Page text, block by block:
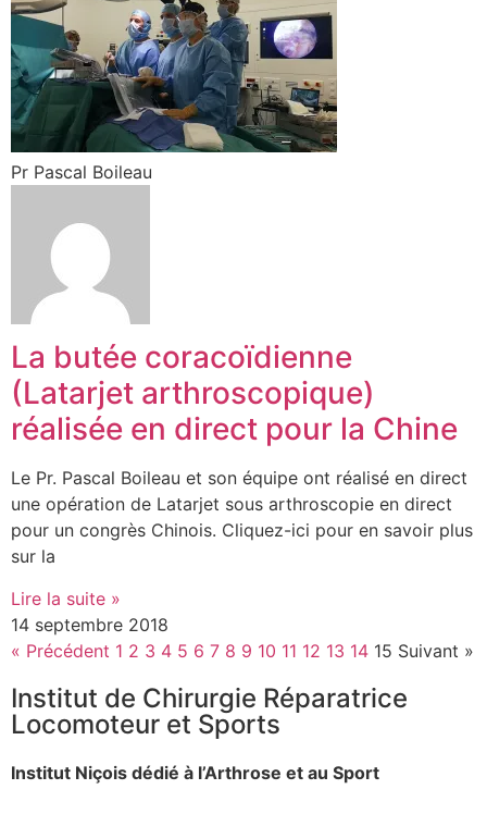
Pr Pascal Boileau
La butée coracoïdienne
(Latarjet arthroscopique)
réalisée en direct pour la Chine
Le Pr. Pascal Boileau et son équipe ont réalisé en direct
une opération de Latarjet sous arthroscopie en direct
pour un congrès Chinois. Cliquez-ici pour en savoir plus
sur la
Lire la suite »
14 septembre 2018
« Précédent 1 2 3 4 5 6 7 8 9 10 11 12 13 14 15 Suivant »
Institut de Chirurgie Réparatrice
Locomoteur et Sports
Institut Niçois dédié à l’Arthrose et au Sport